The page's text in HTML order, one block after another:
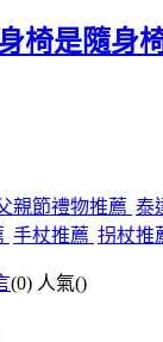
椅是隨身
親節禮物推薦 泰
手杖推薦 拐杖推
(0) 人氣()